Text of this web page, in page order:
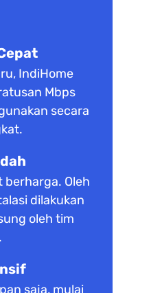
IndiHome
Mbps
secara
berharga. Oleh
dilakukan
oleh tim
saja, mulai